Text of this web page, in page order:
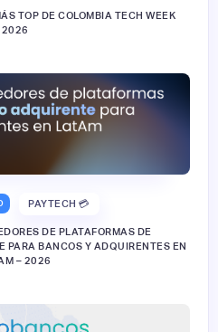
TOP DE COLOMBIA TECH WEEK
2026
PAYTECH 💳
DE PLATAFORMAS DE
PARA BANCOS Y ADQUIRENTES EN
– 2026